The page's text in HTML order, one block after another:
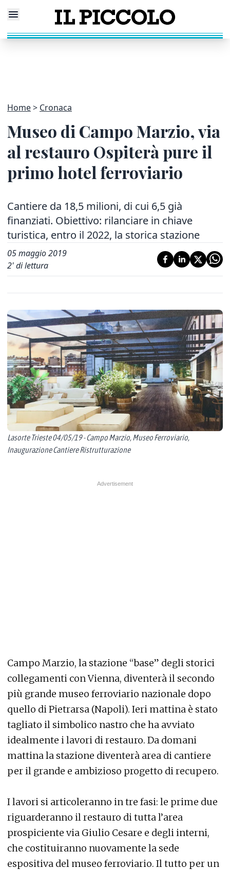
Home Cronaca
Museo di Campo Marzio, via
al restauro Ospiterà pure il
primo hotel ferroviario
Cantiere da 18,5 milioni, di cui 6,5 già
finanziati. Obiettivo: rilanciare in chiave
turistica, entro il 2022, la storica stazione
05 maggio 2019
2' di lettura
Lasorte Trieste 04/05/19 - Campo Marzio, Museo Ferroviario,
Inaugurazione Cantiere Ristrutturazione
Campo Marzio, la stazione “base” degli storici
collegamenti con Vienna, diventerà il secondo
più grande museo ferroviario nazionale dopo
quello di Pietrarsa (Napoli). Ieri mattina è stato
tagliato il simbolico nastro che ha avviato
idealmente i lavori di restauro. Da domani
mattina la stazione diventerà area di cantiere
per il grande e ambizioso progetto di recupero.
I lavori si articoleranno in tre fasi: le prime due
riguarderanno il restauro di tutta l’area
prospiciente via Giulio Cesare e degli interni,
che costituiranno nuovamente la sede
espositiva del museo ferroviario. Il tutto per un